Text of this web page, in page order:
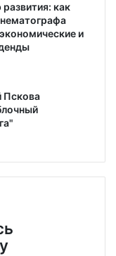
как
и
Пскова